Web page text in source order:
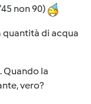
non 90)
quantità di acqua
Quando la
vero?